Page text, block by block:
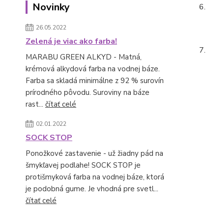
Novinky
26.05.2022
Zelená je viac ako farba!
MARABU GREEN ALKYD - Matná,
krémová alkydová farba na vodnej báze.
Farba sa skladá minimálne z 92 % surovín
prírodného pôvodu. Suroviny na báze
rast... čítať celé
02.01.2022
SOCK STOP
Ponožkové zastavenie - už žiadny pád na
šmykľavej podlahe! SOCK STOP je
protišmyková farba na vodnej báze, ktorá
je podobná gume. Je vhodná pre svetl...
čítať celé